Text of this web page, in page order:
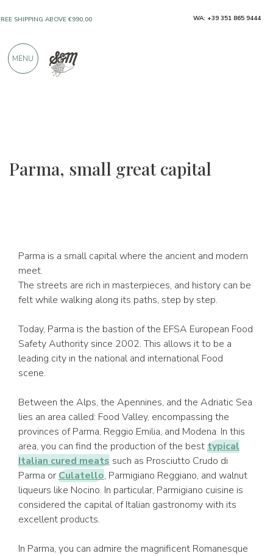
Parma, small great capital
Parma is a small capital where the ancient and modern
meet.
The streets are rich in masterpieces, and history can be
felt while walking along its paths, step by step.
Today, Parma is the bastion of the EFSA European Food
Safety Authority since 2002. This allows it to be a
leading city in the national and international Food
scene.
Between the Alps, the Apennines, and the Adriatic Sea
lies an area called: Food Valley, encompassing the
provinces of Parma, Reggio Emilia, and Modena. In this
area, you can find the production of the besttypical
Italian cured meats such as Prosciutto Crudo di
Parma orCulatello, Parmigiano Reggiano, and walnut
liqueurs like Nocino. In particular, Parmigiano cuisine is
considered the capital of Italian gastronomy with its
excellent products.
In Parma, you can admire the magnificent Romanesque
PRODUCTS FROM EXCELLENT
900 POSITIVE REVIEWS
WA: +39 351 865 9444
MENU